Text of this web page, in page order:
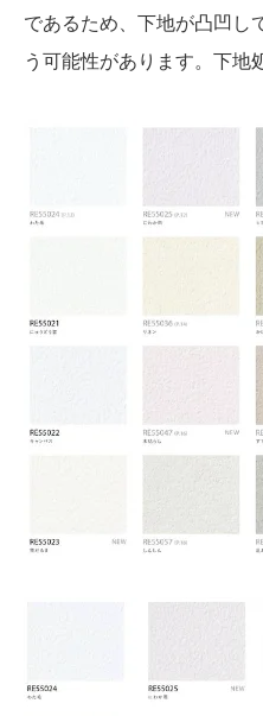
であるため、下地が凸凹し
う可能性があります。下地